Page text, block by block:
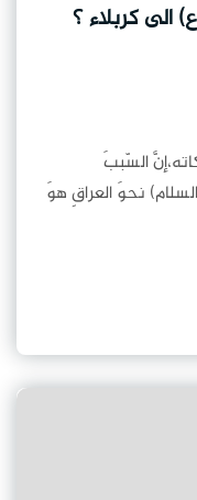
الى كربلاء ؟
السّببَ
نحوَ العراقِ هوَ